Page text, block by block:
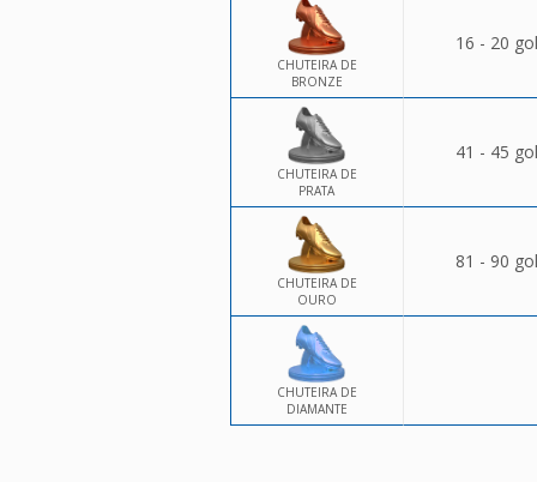
CHUTEIRA DE
BRONZE
16 - 20
CHUTEIRA DE
PRATA
41 - 45
CHUTEIRA DE
OURO
81 - 90
CHUTEIRA DE
DIAMANTE